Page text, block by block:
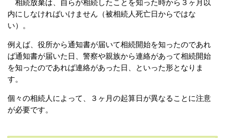
相続放棄は、自らが相続したことを知った時から３ヶ月以
内にしなければいけません（被相続人死亡日からではな
い）。
例えば、役所から通知書が届いて相続開始を知ったのであれ
ば通知書が届いた日、警察や親族から連絡があって相続開始
を知ったのであれば連絡があった日、といった形となりま
す。
個々の相続人によって、３ヶ月の起算日が異なることに注意
が必要です。